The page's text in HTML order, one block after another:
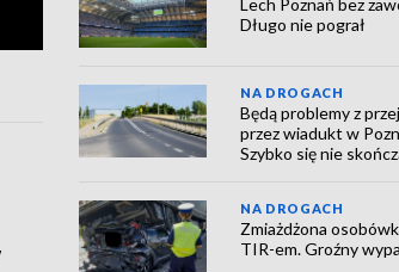
Długo nie pograł
NA DROGACH
Będą problemy z
przez wiadukt w
Szybko się nie
NA DROGACH
Zmiażdżona
TIR-em. Groźny